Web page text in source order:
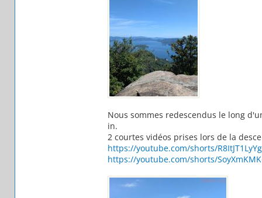
Nous sommes redescendus le long
in.
2 courtes vidéos prises lors de la
https://youtube.com/shorts/R8ItJT1LyYg
https://youtube.com/shorts/